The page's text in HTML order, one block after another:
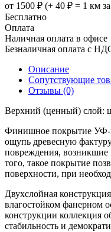
от 1500 ₽ (+ 40 ₽ = 1 км
Бесплатно
Оплата
Наличная оплата в офисе
Безналичная оплата с
Описание
Сопутствующие
Отзывы (0)
Верхний (ценный) слой:
Финишное покрытие УФ-
ощупь древесную
повреждения, возникшие
того, такое покрытие
поверхности, при
Двухслойная
влагостойком фанерном
конструкции коллекция
стабильность и